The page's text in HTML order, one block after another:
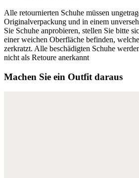
Alle retournierten Schuhe müssen
Originalverpackung und in einem
Sie Schuhe anprobieren, stellen Sie bitte
einer weichen Oberfläche befinden,
zerkratzt. Alle beschädigten Schuhe
nicht als Retoure anerkannt
Machen Sie ein Outfit daraus